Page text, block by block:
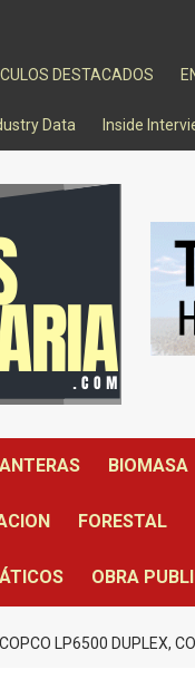
DESTACADOS
Data Inside
BIOMASA
FORESTAL
OBRA
LP6500 DUPLEX,